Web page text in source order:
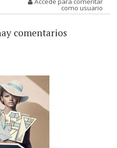
como usuario
comentarios